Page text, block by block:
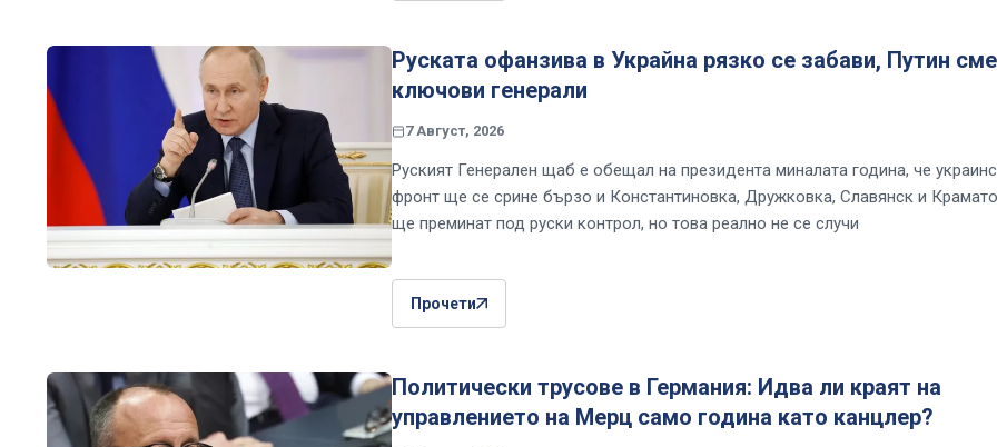
Руската офанзива в Украйна рязко се забави, Путин
ключови генерали
7 Август, 2026
Руският Генерален щаб е обещал на президента миналата година, че
фронт ще се срине бързо и Константиновка, Дружковка, Славянск и
ще преминат под руски контрол, но това реално не се случи
Прочети
Политически трусове в Германия: Идва ли краят на
управлението на Мерц само година като канцлер?